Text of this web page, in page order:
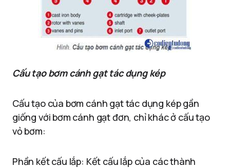
Cấu tạo bơm cánh gạt tác dụng kép
Cấu tạo của bơm cánh gạt tác dụng kép gần
giống với bơm cánh gạt đơn, chỉ khác ở cấu tạo
vỏ bơm:
Phần kết cấu lắp: Kết cấu lắp của các thành